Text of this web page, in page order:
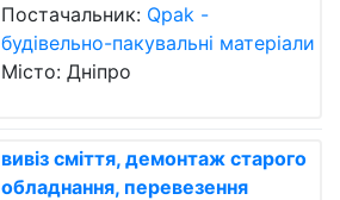
Постачальник: Qpak -
будівельно-пакувальні матеріали
Місто: Дніпро
вивіз сміття, демонтаж старого
обладнання, перевезення